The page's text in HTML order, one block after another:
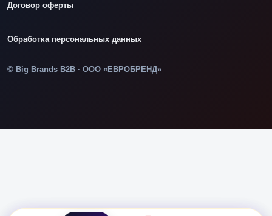
Договор оферты
Обработка персональных данных
© Big Brands B2B · ООО «ЕВРОБРЕНД»